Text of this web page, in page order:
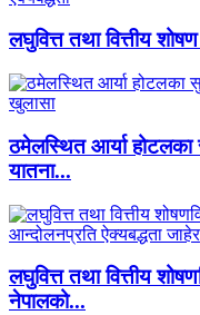
लघुवित्त तथा वित्तीय
ठमेलस्थित आर्या होटलका
यातना...
लघुवित्त तथा वित्तीय
नेपालको...